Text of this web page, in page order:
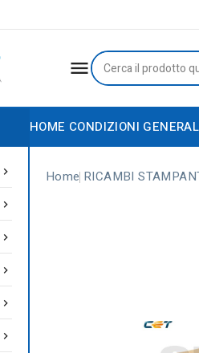

HOME CONDIZIONI






Home RICAMBI